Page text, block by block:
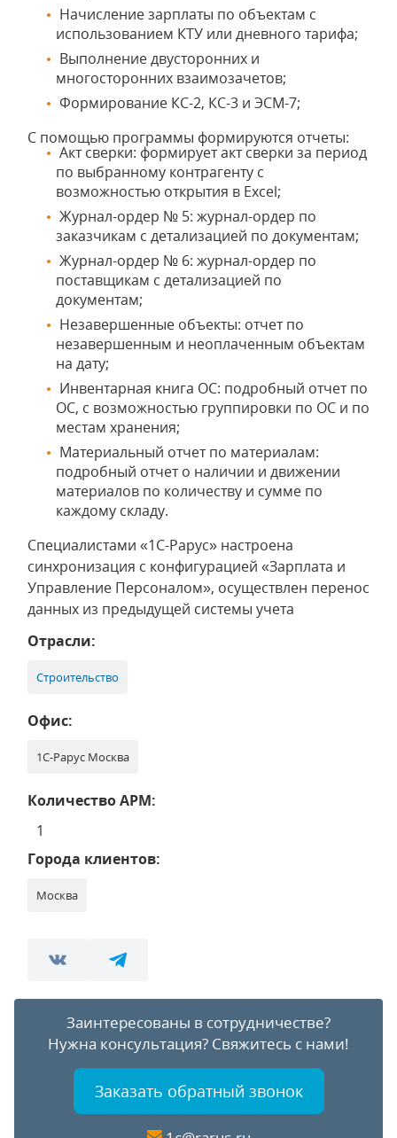
Начисление зарплаты по объектам с
использованием КТУ или дневного тарифа;
Выполнение двусторонних и
многосторонних взаимозачетов;
Формирование КС-2, КС-3 и ЭСМ-7;
С помощью программы формируются отчеты:
Акт сверки: формирует акт сверки за период
по выбранному контрагенту с
возможностью открытия в Excel;
Журнал-ордер № 5: журнал-ордер по
заказчикам с детализацией по документам;
Журнал-ордер № 6: журнал-ордер по
поставщикам с детализацией по
документам;
Незавершенные объекты: отчет по
незавершенным и неоплаченным объектам
на дату;
Инвентарная книга ОС: подробный отчет по
ОС, с возможностью группировки по ОС и по
местам хранения;
Материальный отчет по материалам:
подробный отчет о наличии и движении
материалов по количеству и сумме по
каждому складу.
Специалистами «1С-Рарус» настроена
синхронизация с конфигурацией «Зарплата и
Управление Персоналом», осуществлен перенос
данных из предыдущей системы учета
Отрасли:
Строительство
Офис:
1С-Рарус Москва
Количество АРМ:
1
Города клиентов:
Москва
Заинтересованы в сотрудничестве?
Нужна консультация? Свяжитесь с нами!
Заказать обратный звонок